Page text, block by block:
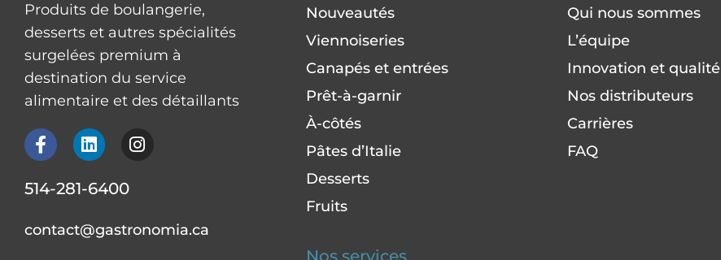
Produits de boulangerie,
desserts et autres spécialités
surgelées premium à
destination du service
alimentaire et des détaillants
F
a
e
o
L
i
k
d
i
I
n
g
514-281-6400
contact@gastronomia.ca
Nouveautés
Viennoiseries
Canapés et entrées
Prêt-à-garnir
À-côtés
Pâtes d’Italie
Desserts
Fruits
Qui nous sommes
L’équipe
Innovation et qualité
Nos distributeurs
Carrières
FAQ